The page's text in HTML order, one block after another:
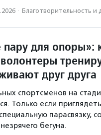
· Благотвори­тель­ность и
для опоры»:
друг друга
спортсменов на
Только если
парасвязку,
бегуна.